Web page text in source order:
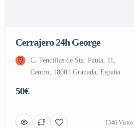
Cerrajero 24h George
C. Tendillas de Sta. Paula, 11,
Centro, 18001 Granada, España
50€
1546 Vistos